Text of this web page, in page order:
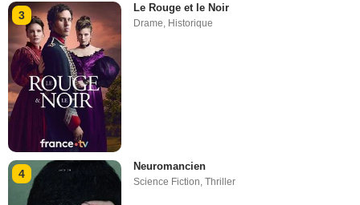
3
Le Rouge et le Noir
Drame Historique
4
Neuromancien
Science Fiction,Thriller